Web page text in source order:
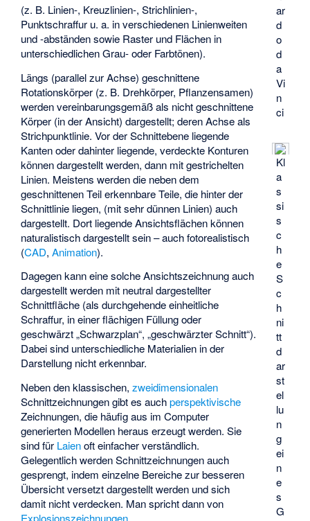
ar
d
o
d
a
Vi
n
ci
Kl
a
s
si
s
c
h
e
S
c
h
ni
tt
d
ar
st
el
lu
n
g
ei
n
e
s
G
(z. B. Linien-, Kreuzlinien-, Strichlinien-,
Punktschraffur u. a. in verschiedenen Linienweiten
und -abständen sowie Raster und Flächen in
unterschiedlichen Grau- oder Farbtönen).
Längs (parallel zur Achse) geschnittene
Rotationskörper (z. B. Drehkörper, Pflanzensamen)
werden vereinbarungsgemäß als nicht geschnittene
Körper (in der Ansicht) dargestellt; deren Achse als
Strichpunktlinie. Vor der Schnittebene liegende
Kanten oder dahinter liegende, verdeckte Konturen
können dargestellt werden, dann mit gestrichelten
Linien. Meistens werden die neben dem
geschnittenen Teil erkennbare Teile, die hinter der
Schnittlinie liegen, (mit sehr dünnen Linien) auch
dargestellt. Dort liegende Ansichtsflächen können
naturalistisch dargestellt sein – auch fotorealistisch
(CAD,Animation).
Dagegen kann eine solche Ansichtszeichnung auch
dargestellt werden mit neutral dargestellter
Schnittfläche (als durchgehende einheitliche
Schraffur, in einer flächigen Füllung oder
geschwärzt „Schwarzplan“, „geschwärzter Schnitt“).
Dabei sind unterschiedliche Materialien in der
Darstellung nicht erkennbar.
Neben den klassischen,zweidimensionalen
Schnittzeichnungen gibt es auchperspektivische
Zeichnungen, die häufig aus im Computer
generierten Modellen heraus erzeugt werden. Sie
sind für Laienoft einfacher verständlich.
Gelegentlich werden Schnittzeichnungen auch
gesprengt, indem einzelne Bereiche zur besseren
Übersicht versetzt dargestellt werden und sich
damit nicht verdecken. Man spricht dann von
Explosionszeichnungen.